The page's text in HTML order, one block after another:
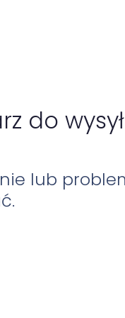
do
lub